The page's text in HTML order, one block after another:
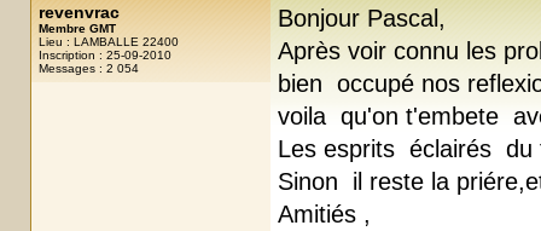
revenvrac
Membre GMT
Lieu : LAMBALLE 22400
Inscription : 25-09-2010
Messages : 2 054
Bonjour Pascal,
Après voir connu les
bien occupé nos
voila qu'on t'embete
Les esprits éclairés
Sinon il reste la
Amitiés ,